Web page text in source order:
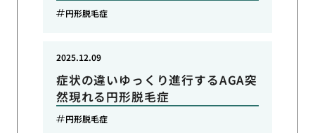
円形脱毛症
症状の違いゆっくり進行するAGA突
然現れる円形脱毛症
2025.12.09
円形脱毛症